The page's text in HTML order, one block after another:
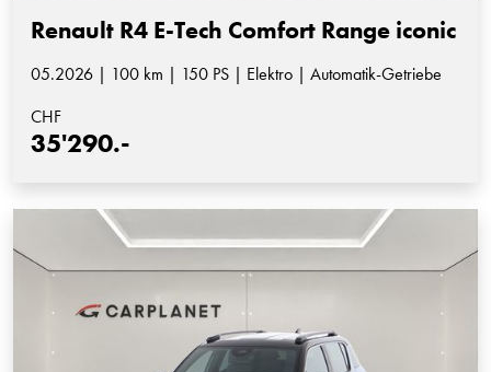
Renault R4 E-Tech Comfort Range iconic
05.2026 | 100 km | 150 PS | Elektro | Automatik-Getriebe
CHF
35'290.-